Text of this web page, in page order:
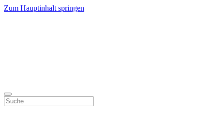
Zum Hauptinhalt springen